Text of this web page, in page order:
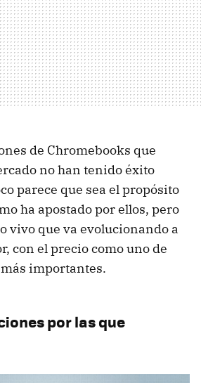
de Chromebooks que
no han tenido éxito
parece que sea el propósito
ha apostado por ellos, pero
vivo que va evolucionando a
con el precio como uno de
importantes.
por las que